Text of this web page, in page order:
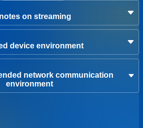
となります
2名様まで入場可能。2名同時入場の
ません
→ ペアチケット → 当日券
までご覧頂けます
on streaming
device environment
network communication
environment